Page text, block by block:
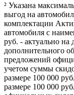
² Указана
выгод на
комплектации
автомобиля с
руб. - актуально на
дополнительного
предложений
учетом суммы
размере 100 000
размере 100 000